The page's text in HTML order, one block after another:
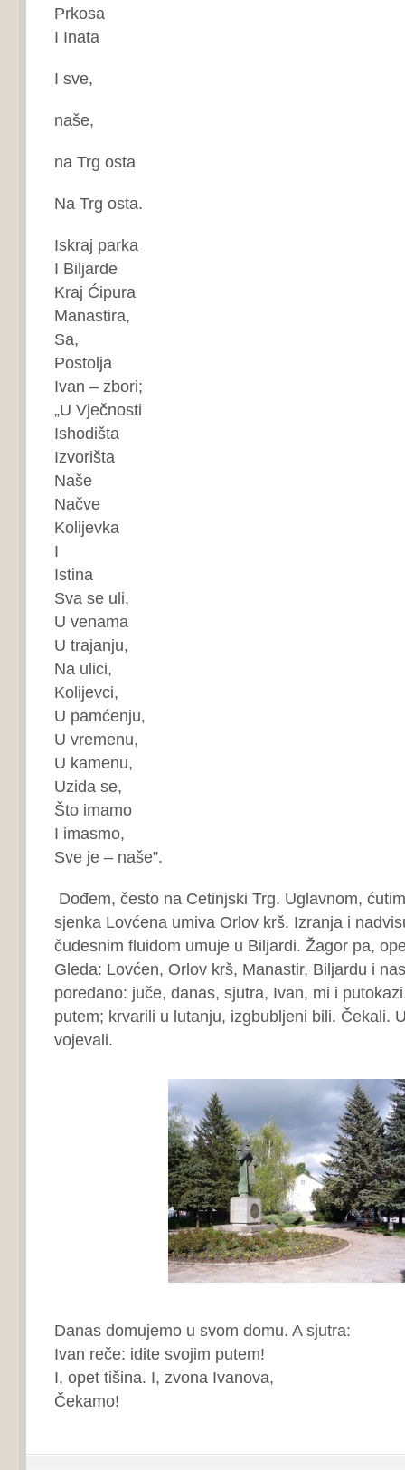
Prkosa
I Inata
I sve,
naše,
na Trg osta
Na Trg osta.
Iskraj parka
I Biljarde
Kraj Ćipura
Manastira,
Sa,
Postolja
Ivan – zbori;
„U Vječnosti
Ishodišta
Izvorišta
Naše
Načve
Kolijevka
I
Istina
Sva se uli,
U venama
U trajanju,
Na ulici,
Kolijevci,
U pamćenju,
U vremenu,
U kamenu,
Uzida se,
Što imamo
I imasmo,
Sve je – naše”.
Dođem, često na Cetinjski Trg. Uglavnom,
sjenka Lovćena umiva Orlov krš. Izranja i
čudesnim fluidom umuje u Biljardi. Žagor pa,
Gleda: Lovćen, Orlov krš, Manastir, Biljardu i
poređano: juče, danas, sjutra, Ivan, mi i
putem; krvarili u lutanju, izgbubljeni bili. Čekali.
vojevali.
Danas domujemo u svom domu. A sjutra:
Ivan reče: idite svojim putem!
I, opet tišina. I, zvona Ivanova,
Čekamo!